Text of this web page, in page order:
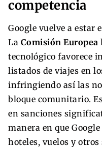
competencia
Google vuelve a estar
La Comisión Europea
tecnológico favorece
listados de viajes en
infringiendo así las
bloque comunitario.
en sanciones
manera en que
hoteles, vuelos y